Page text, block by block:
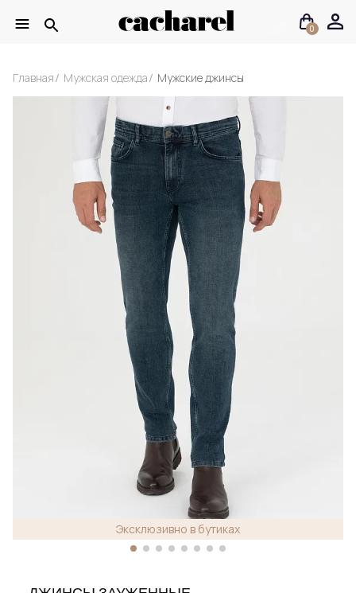
0
Главная Мужская одежда Мужские джинсы
Эксклюзивно в бутиках